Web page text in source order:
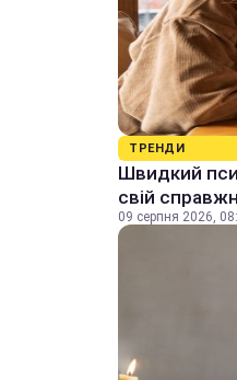
ТРЕНДИ
Швидкий
свій
09 серпня 2026,